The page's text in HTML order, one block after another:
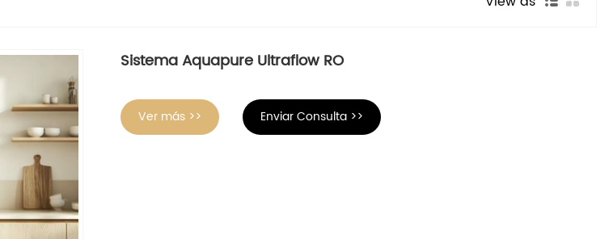
Sistema Aquapure Ultraflow RO
Ver más >> Enviar Consulta >>